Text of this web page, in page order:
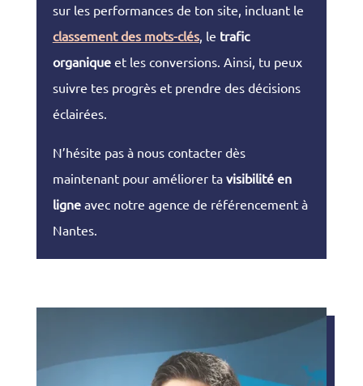
sur les performances de ton site, incluant le
classement des mots-clés, le trafic
organiqueet les conversions. Ainsi, tu peux
suivre tes progrès et prendre des décisions
éclairées.
N’hésite pas à nous contacter dès
maintenant pour améliorer ta visibilité en
ligneavec notre agence de référencement à
Nantes.